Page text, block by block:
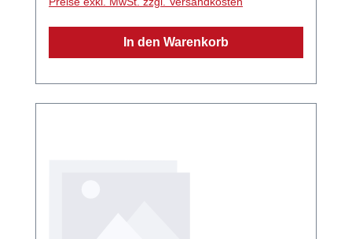
Wandmontage möglich QWERTZ-Tastatur
Maße: 252x200x204mm Gewicht: 1450g
In den Warenkorb